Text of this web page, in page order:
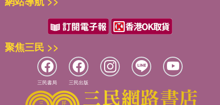
聚焦三民 >>
三民書局 三民出版